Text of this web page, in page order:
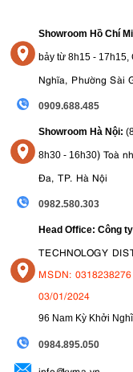
Showroom Hồ Chí
bảy từ 8h15 - 17h15,
Nghĩa, Phường Sài
0909.688.485
Showroom Hà Nội:
8h30 - 16h30) Toà
Đa, TP. Hà Nội
0982.580.303
Head Office: Công
TECHNOLOGY
MSDN:
03/01/2024
96 Nam Kỳ Khởi
0984.895.050